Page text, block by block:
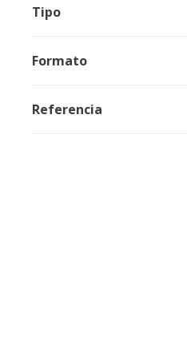
Tipo
Formato
Referencia